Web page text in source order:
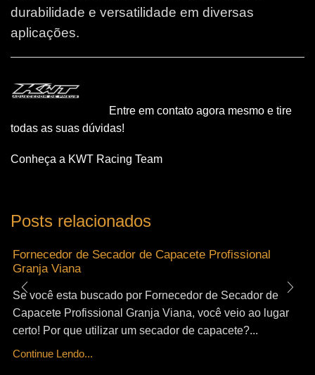
durabilidade e versatilidade em diversas
aplicações.
Entre em contato agora mesmo e tire
todas as suas dúvidas!
Conheça a KWT Racing Team
Posts relacionados
Fornecedor de Secador de Capacete Profissional
Granja Viana
Se você esta buscado por Fornecedor de Secador de
Capacete Profissional Granja Viana, você veio ao lugar
certo! Por que utilizar um secador de capacete?...
Continue Lendo...